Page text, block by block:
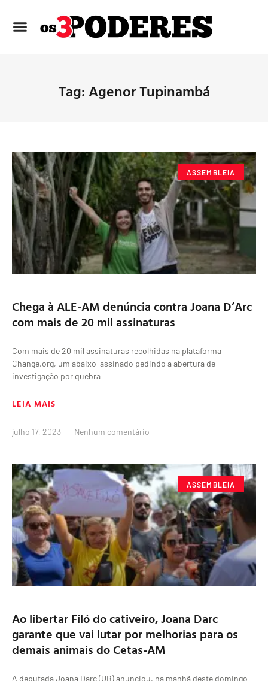
Tag: Agenor Tupinambá
ASSEMBLEIA
Chega à ALE-AM denúncia contra Joana D’Arc
com mais de 20 mil assinaturas
Com mais de 20 mil assinaturas recolhidas na plataforma
Change.org, um abaixo-assinado pedindo a abertura de
investigação por quebra
LEIA MAIS
julho 17, 2023 Nenhum comentário
ASSEMBLEIA
Ao libertar Filó do cativeiro, Joana Darc
garante que vai lutar por melhorias para os
demais animais do Cetas-AM
A deputada Joana Darc (UB) anunciou, na manhã deste domingo